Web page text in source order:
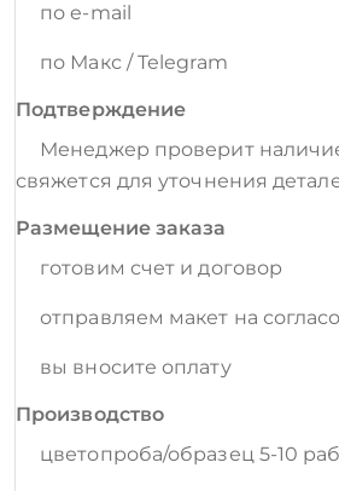
по e-mail
по Макс / Telegram
Подтверждение
Менеджер проверит
свяжется для уточнения
Размещение заказа
готовим счет и договор
отправляем макет на
вы вносите оплату
Производство
цветопроба/образец 5-10